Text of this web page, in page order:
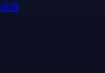
盘